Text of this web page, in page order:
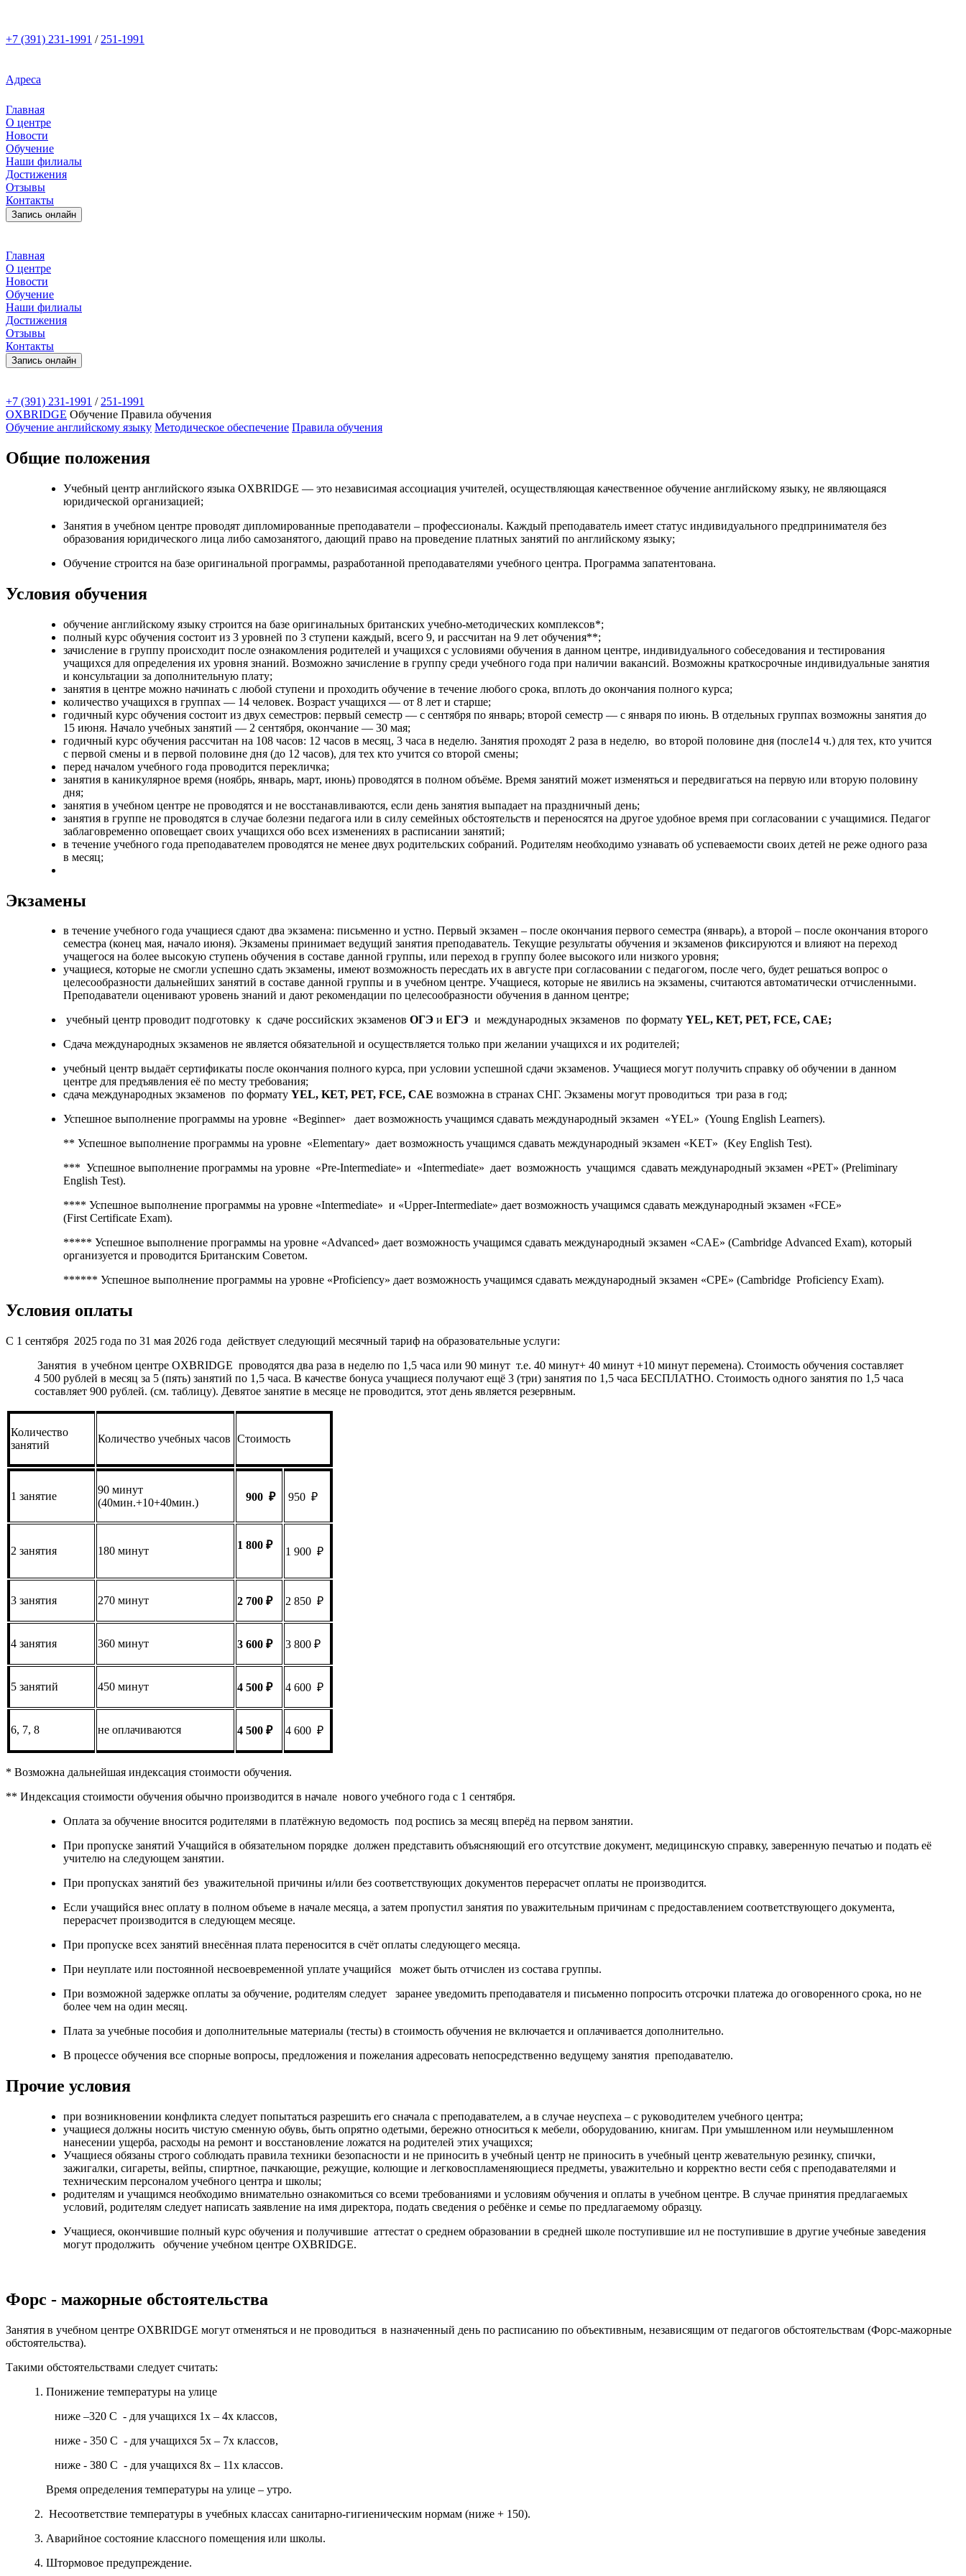
+7 (391) 231-1991 / 251-1991
Адреса
Главная
О центре
Новости
Обучение
Наши филиалы
Достижения
Отзывы
Контакты
Запись онлайн
Главная
О центре
Новости
Обучение
Наши филиалы
Достижения
Отзывы
Контакты
Запись онлайн
+7 (391) 231-1991 / 251-1991
OXBRIDGE Обучение Правила обучения
Обучение английскому языку Методическое обеспечение Правила обучения
Общие положения
Учебный центр английского языка OXBRIDGE — это независимая ассоциация учителей, осуществляющая качественное обучение английскому языку, не являющаяся
юридической организацией;
Занятия в учебном центре проводят дипломированные преподаватели – профессионалы. Каждый преподаватель имеет статус индивидуального предпринимателя без
образования юридического лица либо самозанятого, дающий право на проведение платных занятий по английскому языку;
Обучение строится на базе оригинальной программы, разработанной преподавателями учебного центра. Программа запатентована.
Условия обучения
обучение английскому языку строится на базе оригинальных британских учебно-методических комплексов*;
полный курс обучения состоит из 3 уровней по 3 ступени каждый, всего 9, и рассчитан на 9 лет обучения**;
зачисление в группу происходит после ознакомления родителей и учащихся с условиями обучения в данном центре, индивидуального собеседования и тестирования
учащихся для определения их уровня знаний. Возможно зачисление в группу среди учебного года при наличии вакансий. Возможны краткосрочные индивидуальные занятия
и консультации за дополнительную плату;
занятия в центре можно начинать с любой ступени и проходить обучение в течение любого срока, вплоть до окончания полного курса;
количество учащихся в группах — 14 человек. Возраст учащихся — от 8 лет и старше;
годичный курс обучения состоит из двух семестров: первый семестр — с сентября по январь; второй семестр — с января по июнь. В отдельных группах возможны занятия до
15 июня. Начало учебных занятий — 2 сентября, окончание — 30 мая;
годичный курс обучения рассчитан на 108 часов: 12 часов в месяц, 3 часа в неделю. Занятия проходят 2 раза в неделю, во второй половине дня (после14 ч.) для тех, кто учится
с первой смены и в первой половине дня (до 12 часов), для тех кто учится со второй смены;
перед началом учебного года проводится перекличка;
занятия в каникулярное время (ноябрь, январь, март, июнь) проводятся в полном объёме. Время занятий может изменяться и передвигаться на первую или вторую половину
дня;
занятия в учебном центре не проводятся и не восстанавливаются, если день занятия выпадает на праздничный день;
занятия в группе не проводятся в случае болезни педагога или в силу семейных обстоятельств и переносятся на другое удобное время при согласовании с учащимися. Педагог
заблаговременно оповещает своих учащихся обо всех изменениях в расписании занятий;
в течение учебного года преподавателем проводятся не менее двух родительских собраний. Родителям необходимо узнавать об успеваемости своих детей не реже одного раза
в месяц;
Экзамены
в течение учебного года учащиеся сдают два экзамена: письменно и устно. Первый экзамен – после окончания первого семестра (январь), а второй – после окончания второго
семестра (конец мая, начало июня). Экзамены принимает ведущий занятия преподаватель. Текущие результаты обучения и экзаменов фиксируются и влияют на переход
учащегося на более высокую ступень обучения в составе данной группы, или переход в группу более высокого или низкого уровня;
учащиеся, которые не смогли успешно сдать экзамены, имеют возможность пересдать их в августе при согласовании с педагогом, после чего, будет решаться вопрос о
целесообразности дальнейших занятий в составе данной группы и в учебном центре. Учащиеся, которые не явились на экзамены, считаются автоматически отчисленными.
Преподаватели оценивают уровень знаний и дают рекомендации по целесообразности обучения в данном центре;
учебный центр проводит подготовку к сдаче российских экзаменов ОГЭ и ЕГЭ и международных экзаменов по формату YEL, KET, PET, FCE, CAE;
Сдача международных экзаменов не является обязательной и осуществляется только при желании учащихся и их родителей;
учебный центр выдаёт сертификаты после окончания полного курса, при условии успешной сдачи экзаменов. Учащиеся могут получить справку об обучении в данном
центре для предъявления её по месту требования;
сдача международных экзаменов по формату YEL, KET, PET, FCE, CAE возможна в странах СНГ. Экзамены могут проводиться три раза в год;
Успешное выполнение программы на уровне «Beginner» дает возможность учащимся сдавать международный экзамен «YEL» (Young English Learners).
** Успешное выполнение программы на уровне «Elementary» дает возможность учащимся сдавать международный экзамен «KET» (Key English Test).
*** Успешное выполнение программы на уровне «Pre-Intermediate» и «Intermediate» дает возможность учащимся сдавать международный экзамен «PET» (Preliminary
English Test).
**** Успешное выполнение программы на уровне «Intermediate» и «Upper-Intermediate» дает возможность учащимся сдавать международный экзамен «FCE»
(First Certificate Exam).
***** Успешное выполнение программы на уровне «Advanced» дает возможность учащимся сдавать международный экзамен «CAE» (Cambridge Advanced Exam), который
организуется и проводится Британским Советом.
****** Успешное выполнение программы на уровне «Proficiency» дает возможность учащимся сдавать международный экзамен «CPE» (Cambridge Proficiency Exam).
Условия оплаты
С 1 сентября 2025 года по 31 мая 2026 года действует следующий месячный тариф на образовательные услуги:
Занятия в учебном центре OXBRIDGE проводятся два раза в неделю по 1,5 часа или 90 минут т.е. 40 минут+ 40 минут +10 минут перемена). Стоимость обучения составляет
4 500 рублей в месяц за 5 (пять) занятий по 1,5 часа. В качестве бонуса учащиеся получают ещё 3 (три) занятия по 1,5 часа БЕСПЛАТНО. Стоимость одного занятия по 1,5 часа
составляет 900 рублей. (см. таблицу). Девятое занятие в месяце не проводится, этот день является резервным.
Количество
занятий
Количество учебных часов Стоимость
1 занятие
90 минут
(40мин.+10+40мин.)
900 ₽ 950 ₽
2 занятия 180 минут 1 800 ₽
1 900 ₽
3 занятия 270 минут 2 700 ₽ 2 850 ₽
4 занятия 360 минут 3 600 ₽ 3 800 ₽
5 занятий 450 минут 4 500 ₽ 4 600 ₽
6, 7, 8 не оплачиваются 4 500 ₽ 4 600 ₽
* Возможна дальнейшая индексация стоимости обучения.
** Индексация стоимости обучения обычно производится в начале нового учебного года с 1 сентября.
Оплата за обучение вносится родителями в платёжную ведомость под роспись за месяц вперёд на первом занятии.
При пропуске занятий Учащийся в обязательном порядке должен представить объясняющий его отсутствие документ, медицинскую справку, заверенную печатью и подать её
учителю на следующем занятии.
При пропусках занятий без уважительной причины и/или без соответствующих документов перерасчет оплаты не производится.
Если учащийся внес оплату в полном объеме в начале месяца, а затем пропустил занятия по уважительным причинам с предоставлением соответствующего документа,
перерасчет производится в следующем месяце.
При пропуске всех занятий внесённая плата переносится в счёт оплаты следующего месяца.
При неуплате или постоянной несвоевременной уплате учащийся может быть отчислен из состава группы.
При возможной задержке оплаты за обучение, родителям следует заранее уведомить преподавателя и письменно попросить отсрочки платежа до оговоренного срока, но не
более чем на один месяц.
Плата за учебные пособия и дополнительные материалы (тесты) в стоимость обучения не включается и оплачивается дополнительно.
В процессе обучения все спорные вопросы, предложения и пожелания адресовать непосредственно ведущему занятия преподавателю.
Прочие условия
при возникновении конфликта следует попытаться разрешить его сначала с преподавателем, а в случае неуспеха – с руководителем учебного центра;
учащиеся должны носить чистую сменную обувь, быть опрятно одетыми, бережно относиться к мебели, оборудованию, книгам. При умышленном или неумышленном
нанесении ущерба, расходы на ремонт и восстановление ложатся на родителей этих учащихся;
Учащиеся обязаны строго соблюдать правила техники безопасности и не приносить в учебный центр не приносить в учебный центр жевательную резинку, спички,
зажигалки, сигареты, вейпы, спиртное, пачкающие, режущие, колющие и легковоспламеняющиеся предметы, уважительно и корректно вести себя с преподавателями и
техническим персоналом учебного центра и школы;
родителям и учащимся необходимо внимательно ознакомиться со всеми требованиями и условиям обучения и оплаты в учебном центре. В случае принятия предлагаемых
условий, родителям следует написать заявление на имя директора, подать сведения о ребёнке и семье по предлагаемому образцу.
Учащиеся, окончившие полный курс обучения и получившие аттестат о среднем образовании в средней школе поступившие ил не поступившие в другие учебные заведения
могут продолжить обучение учебном центре OXBRIDGE.
Форс - мажорные обстоятельства
Занятия в учебном центре OXBRIDGE могут отменяться и не проводиться в назначенный день по расписанию по объективным, независящим от педагогов обстоятельствам (Форс-мажорные
обстоятельства).
Такими обстоятельствами следует считать:
1. Понижение температуры на улице
ниже –320 С - для учащихся 1х – 4х классов,
ниже - 350 С - для учащихся 5х – 7х классов,
ниже - 380 С - для учащихся 8х – 11х классов.
Время определения температуры на улице – утро.
2. Несоответствие температуры в учебных классах санитарно-гигиеническим нормам (ниже + 150).
3. Аварийное состояние классного помещения или школы.
4. Штормовое предупреждение.